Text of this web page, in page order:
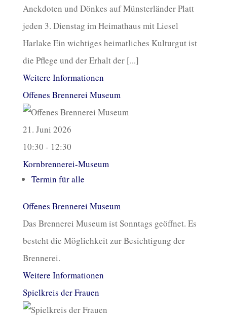
Anekdoten und Dönkes auf Münsterländer Platt
jeden 3. Dienstag im Heimathaus mit Liesel
Harlake Ein wichtiges heimatliches Kulturgut ist
die Pflege und der Erhalt der [...]
Weitere Informationen
Offenes Brennerei Museum
21. Juni 2026
10:30 - 12:30
Kornbrennerei-Museum
Termin für alle
Offenes Brennerei Museum
Das Brennerei Museum ist Sonntags geöffnet. Es
besteht die Möglichkeit zur Besichtigung der
Brennerei.
Weitere Informationen
Spielkreis der Frauen